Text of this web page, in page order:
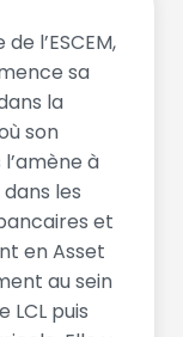
l’ESCEM,
sa
la
son
à
les
et
en Asset
au sein
LCL puis